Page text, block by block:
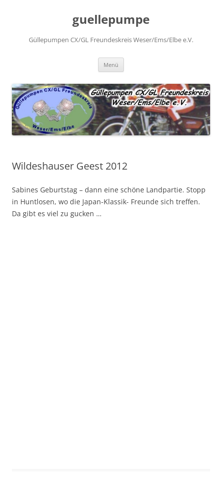
guellepumpe
Güllepumpen CX/GL Freundeskreis Weser/Ems/Elbe e.V.
Menü
Wildeshauser Geest 2012
Sabines Geburtstag – dann eine schöne Landpartie. Stopp
in Huntlosen, wo die Japan-Klassik- Freunde sich treffen.
Da gibt es viel zu gucken …